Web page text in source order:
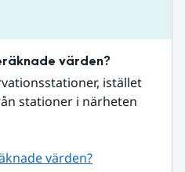
värden?
istället
stationer i närheten
värden?